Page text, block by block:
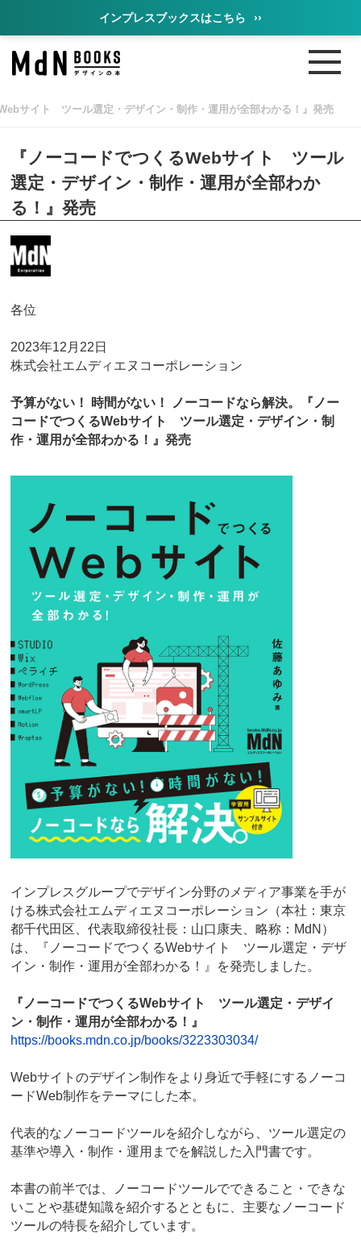
インプレスブックスはこちら ››
サイト ツール選定・デザイン・制作・運用が全部わかる！』発売
『ノーコードでつくるWebサイト ツール
選定・デザイン・制作・運用が全部わか
る！』発売
各位
2023年12月22日
株式会社エムディエヌコーポレーション
予算がない！ 時間がない！ ノーコードなら解決。『ノー
コードでつくるWebサイト ツール選定・デザイン・制
作・運用が全部わかる！』発売
インプレスグループでデザイン分野のメディア事業を手が
ける株式会社エムディエヌコーポレーション（本社：東京
都千代田区、代表取締役社長：山口康夫、略称：MdN）
は、『ノーコードでつくるWebサイト ツール選定・デザ
イン・制作・運用が全部わかる！』を発売しました。
『ノーコードでつくるWebサイト ツール選定・デザイ
ン・制作・運用が全部わかる！』
https://books.mdn.co.jp/books/3223303034/
Webサイトのデザイン制作をより身近で手軽にするノーコ
ードWeb制作をテーマにした本。
代表的なノーコードツールを紹介しながら、ツール選定の
基準や導入・制作・運用までを解説した入門書です。
本書の前半では、ノーコードツールでできること・できな
いことや基礎知識を紹介するとともに、主要なノーコード
ツールの特長を紹介しています。